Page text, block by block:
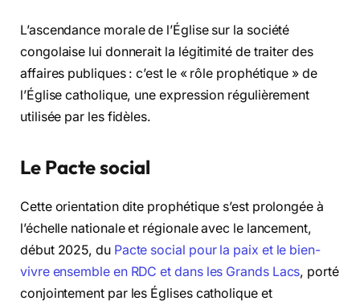
L’ascendance morale de l’Église sur la société
congolaise lui donnerait la légitimité de traiter des
affaires publiques : c’est le « rôle prophétique » de
l’Église catholique, une expression régulièrement
utilisée par les fidèles.
Le Pacte social
Cette orientation dite prophétique s’est prolongée à
l’échelle nationale et régionale avec le lancement,
début 2025, du Pacte social pour la paix et le bien-
vivre ensemble en RDC et dans les Grands Lacs, porté
conjointement par les Églises catholique et